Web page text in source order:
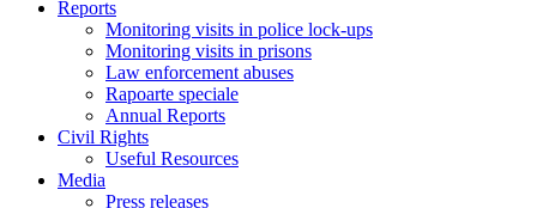
Reports
Monitoring visits in police lock-ups
Monitoring visits in prisons
Law enforcement abuses
Rapoarte speciale
Annual Reports
Civil Rights
Useful Resources
Media
Press releases